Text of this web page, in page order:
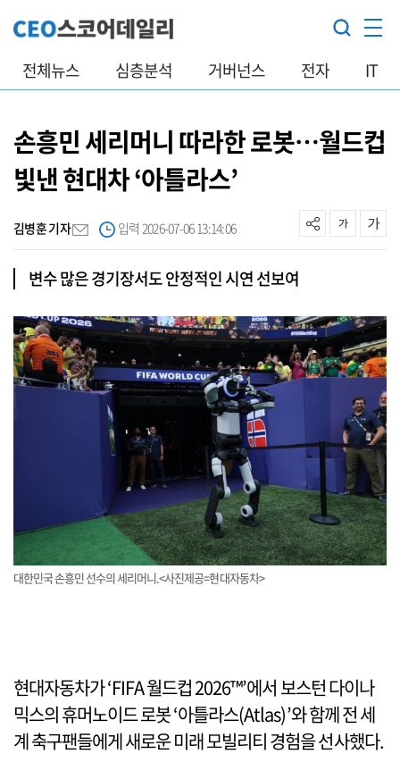
전체뉴스 심층분석 거버넌스 전자 IT
손흥민 세리머니 따라한 로봇…월드컵
빛낸 현대차 ‘아틀라스’
김병훈 기자 입력 2026-07-06 13:14:06
변수 많은 경기장서도 안정적인 시연 선보여
대한민국 손흥민 선수의 세리머니.<사진제공=현대자동차>
현대자동차가 ‘FIFA 월드컵 2026™’에서 보스턴 다이나
믹스의 휴머노이드 로봇 ‘아틀라스(Atlas)’와 함께 전 세
계 축구팬들에게 새로운 미래 모빌리티 경험을 선사했다.